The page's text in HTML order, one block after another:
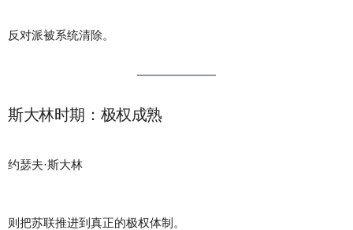
反对派被系统清除。
斯大林时期：极权成熟
约瑟夫·斯大林
则把苏联推进到真正的极权体制。